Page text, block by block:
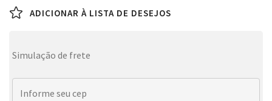
ADICIONAR À LISTA DE DESEJOS
Simulação de frete